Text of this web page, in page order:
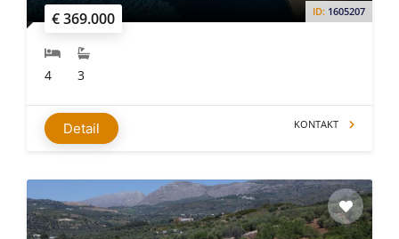
€ 369.000 ID: 1605207
4 3
Detail KONTAKT